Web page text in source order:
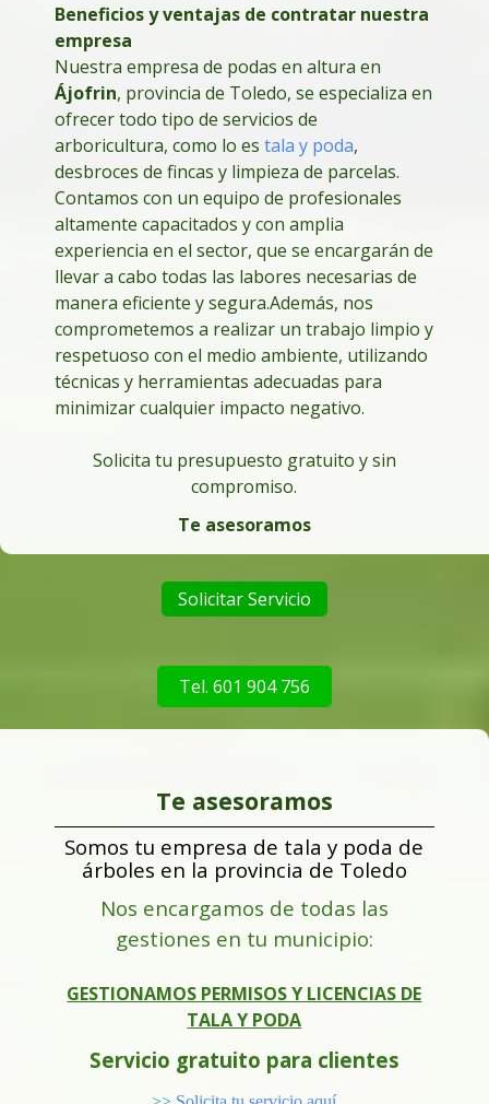
Beneficios y ventajas de contratar nuestra
empresa
Nuestra empresa de podas en altura en
Ájofrin, provincia de Toledo, se especializa en
ofrecer todo tipo de servicios de
arboricultura, como lo es tala y poda,
desbroces de fincas y limpieza de parcelas.
Contamos con un equipo de profesionales
altamente capacitados y con amplia
experiencia en el sector, que se encargarán de
llevar a cabo todas las labores necesarias de
manera eficiente y segura.Además, nos
comprometemos a realizar un trabajo limpio y
respetuoso con el medio ambiente, utilizando
técnicas y herramientas adecuadas para
minimizar cualquier impacto negativo.
Solicita tu presupuesto gratuito y sin
compromiso.
Te asesoramos
Solicitar Servicio
Tel. 601 904 756
Te asesoramos
Somos tu empresa de tala y poda de
árboles en la provincia de Toledo
Nos encargamos de todas las
gestiones en tu municipio:
GESTIONAMOS PERMISOS Y LICENCIAS DE
TALA Y PODA
Servicio gratuito para clientes